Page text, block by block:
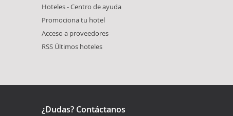
Hoteles - Centro de ayuda
Promociona tu hotel
Acceso a proveedores
RSS Últimos hoteles
¿Dudas? Contáctanos